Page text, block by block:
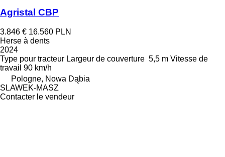
Agristal CBP
3.846 € 16.560 PLN
Herse à dents
2024
Type pour tracteur Largeur de couverture 5,5 m Vitesse de
travail 90 km/h
Pologne, Nowa Dąbia
SLAWEK-MASZ
Contacter le vendeur